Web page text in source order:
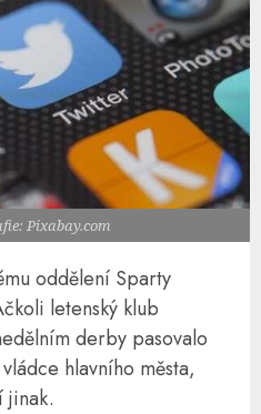
Pixabay.com
oddělení Sparty
letenský klub
derby pasovalo
hlavního města,
jinak.